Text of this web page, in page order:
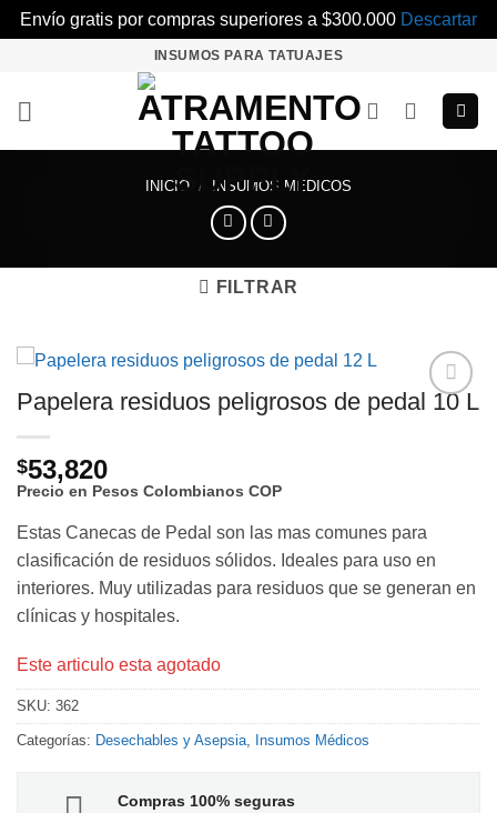
Envío gratis por compras superiores a $300.000 Descartar
contenido
INSUMOS PARA TATUAJES
INICIO / INSUMOS MÉDICOS
FILTRAR
Añadir
Papelera residuos peligrosos de pedal 10 L
$53,820
Precio en Pesos Colombianos COP
Estas Canecas de Pedal son las mas comunes para
clasificación de residuos sólidos. Ideales para uso en
interiores. Muy utilizadas para residuos que se generan en
clínicas y hospitales.
Este articulo esta agotado
SKU: 362
Categorías: Desechables y Asepsia, Insumos Médicos
Compras 100% seguras